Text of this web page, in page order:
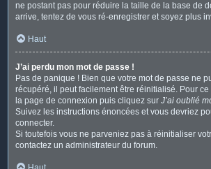
ne postant pas pour réduire la taille de la base de
arrive, tentez de vous ré-enregistrer et soyez plus
Haut
J’ai perdu mon mot de passe !
Pas de panique ! Bien que votre mot de passe ne
récupéré, il peut facilement être réinitialisé. Pour
la page de connexion puis cliquez sur J’ai oublié
Suivez les instructions énoncées et vous devriez
connecter.
Si toutefois vous ne parveniez pas à réinitialiser
contactez un administrateur du forum.